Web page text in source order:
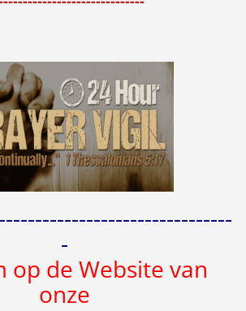
-
op de Website van
onze